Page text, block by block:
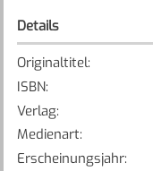
Details
Originaltitel:
ISBN:
Verlag:
Medienart:
Erscheinungsjahr: